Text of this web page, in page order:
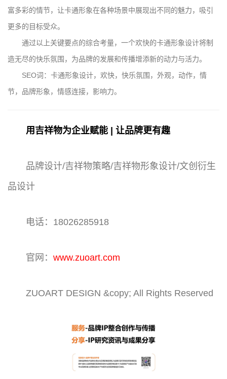
富多彩的情节，让卡通形象在各种场景中展现出不同的魅力，吸引
更多的目标受众。
通过以上关键要点的综合考量，一个欢快的卡通形象设计将制
造无尽的快乐氛围，为品牌的发展和传播增添新的动力与活力。
SEO词：卡通形象设计，欢快，快乐氛围，外观，动作，情
节，品牌形象，情感连接，影响力。
用吉祥物为企业赋能 | 让品牌更有趣
品牌设计/吉祥物策略/吉祥物形象设计/文创衍生
品设计
电话：18026285918
官网： www.zuoart.com
ZUOART DESIGN &copy; All Rights Reserved